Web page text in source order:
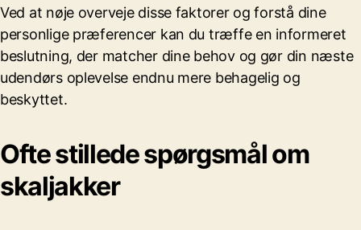
Ved at nøje overveje disse faktorer og forstå dine
personlige præferencer kan du træffe en informeret
beslutning, der matcher dine behov og gør din næste
udendørs oplevelse endnu mere behagelig og
beskyttet.
Ofte stillede spørgsmål om
skaljakker